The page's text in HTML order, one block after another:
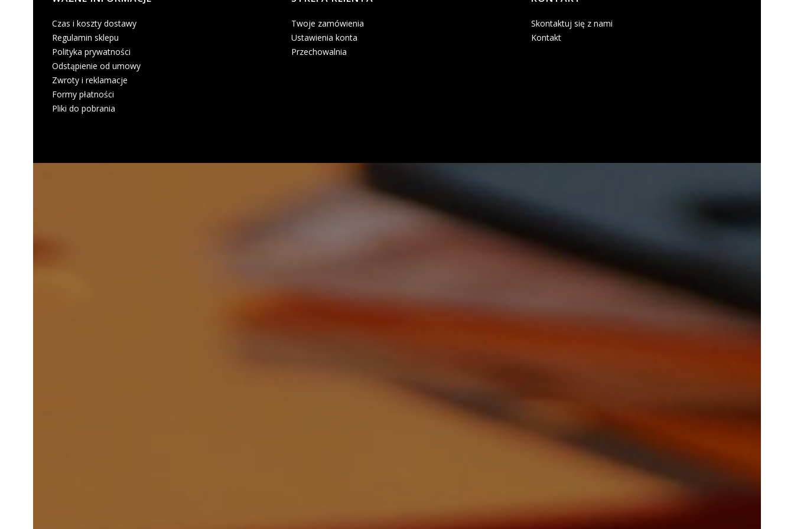
Czas i koszty dostawy
Regulamin sklepu
Polityka prywatności
Odstąpienie od umowy
Zwroty i reklamacje
Formy płatności
Pliki do pobrania
Twoje zamówienia
Ustawienia konta
Przechowalnia
Skontaktuj się z nami
Kontakt